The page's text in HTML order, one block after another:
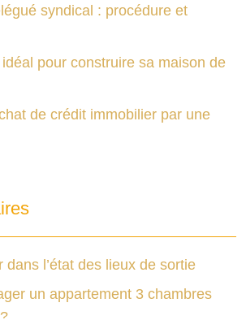
syndical : procédure et
pour construire sa maison de
de crédit immobilier par une
dans l’état des lieux de sortie
un appartement 3 chambres